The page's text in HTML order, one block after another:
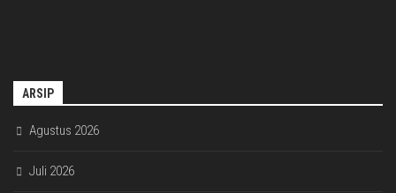
ARSIP
Agustus 2026
Juli 2026